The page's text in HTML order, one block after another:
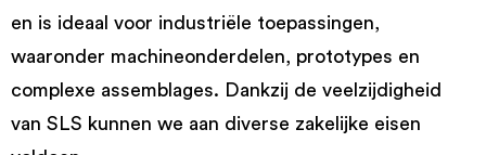
en is ideaal voor industriële toepassingen,
waaronder machineonderdelen, prototypes en
complexe assemblages. Dankzij de veelzijdigheid
van SLS kunnen we aan diverse zakelijke eisen